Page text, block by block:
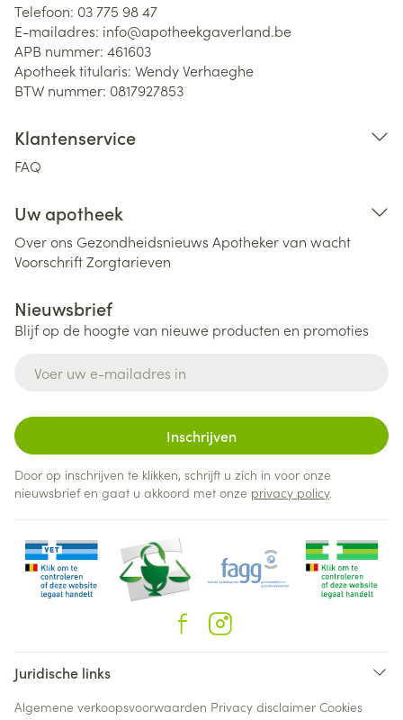
Telefoon: 03 775 98 47
E-mailadres: info@apotheekgaverland.be
APB nummer: 461603
Apotheek titularis: Wendy Verhaeghe
BTW nummer: 0817927853
Klantenservice
FAQ
Uw apotheek
Over ons Gezondheidsnieuws Apotheker van wacht
VoorschriftZorgtarieven
Nieuwsbrief
Blijf op de hoogte van nieuwe producten en promoties
Inschrijven
Door op inschrijven te klikken, schrijft u zich in voor onze
nieuwsbrief en gaat u akkoord met onze privacy policy.
Juridische links
Algemene verkoopsvoorwaarden Privacy disclaimer Cookies